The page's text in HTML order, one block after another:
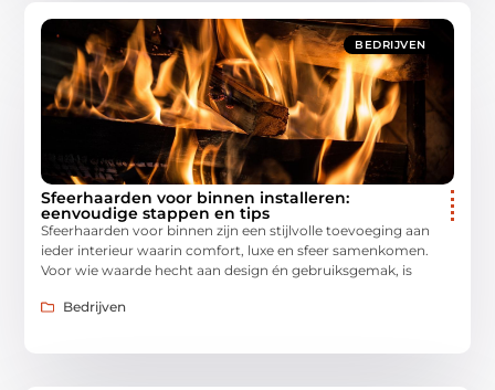
BEDRIJVEN
Sfeerhaarden voor binnen installeren:
eenvoudige stappen en tips
Sfeerhaarden voor binnen zijn een stijlvolle toevoeging aan
ieder interieur waarin comfort, luxe en sfeer samenkomen.
Voor wie waarde hecht aan design én gebruiksgemak, is
Bedrijven